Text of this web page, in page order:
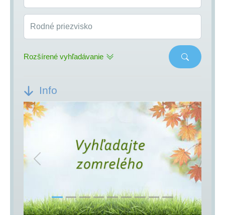
Rodné priezvisko
Rozšírené vyhľadávanie
Info
Previous Next